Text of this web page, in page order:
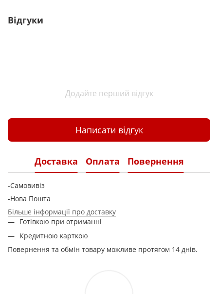
Відгуки
Додайте перший відгук
Написати відгук
Доставка Оплата Повернення
-Самовивіз
-Нова Пошта
Більше інформації про доставку
Готівкою при отриманні
Кредитною карткою
Повернення та обмін товару можливе протягом 14 днів.